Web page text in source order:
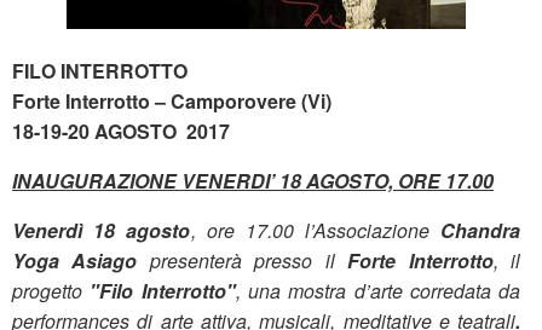
FILO INTERROTTO
Forte Interrotto – Camporovere (Vi)
18-19-20 AGOSTO 2017
INAUGURAZIONE VENERDI’ 18 AGOSTO, ORE 17.00
Venerdì 18 agosto, ore 17.00 l’Associazione Chandra
Yoga Asiago presenterà presso il Forte Interrotto, il
progetto "Filo Interrotto", una mostra d’arte corredata da
performances di arte attiva, musicali, meditative e teatrali.